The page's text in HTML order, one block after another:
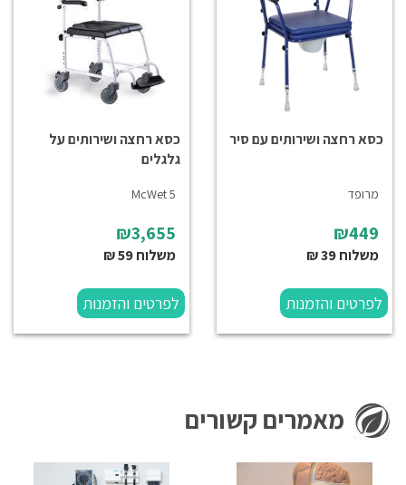
כסא רחצה ושירותים עם סיר
מרופד
₪449
משלוח 39 ₪
לפרטים והזמנות
כסא רחצה ושירותים על
גלגלים
McWet 5
₪3,655
משלוח 59 ₪
לפרטים והזמנות
מאמרים קשורים